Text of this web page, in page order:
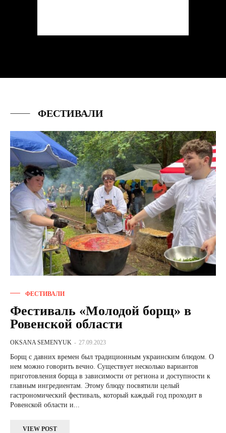
ФЕСТИВАЛИ
ФЕСТИВАЛИ
Фестиваль «Молодой борщ» в
Ровенской области
OKSANA SEMENYUK - 27.09.2023
Борщ с давних времен был традиционным украинским блюдом. О
нем можно говорить вечно. Существует несколько вариантов
приготовления борща в зависимости от региона и доступности к
главным ингредиентам. Этому блюду посвятили целый
гастрономический фестиваль, который каждый год проходит в
Ровенской области и...
VIEW POST